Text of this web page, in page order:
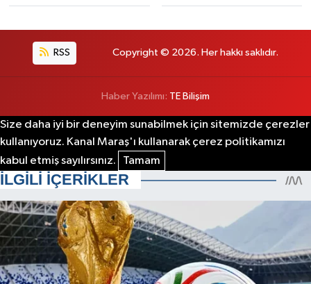
RSS Copyright © 2026. Her hakkı saklıdır.
Haber Yazılımı: TE Bilişim
Size daha iyi bir deneyim sunabilmek için sitemizde çerezler
kullanıyoruz. Kanal Maraş'ı kullanarak çerez politikamızı
kabul etmiş sayılırsınız.
Tamam